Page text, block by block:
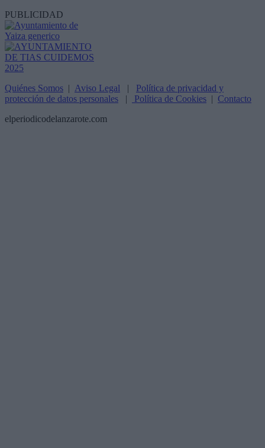
PUBLICIDAD
Quiénes Somos | Aviso Legal | Política de privacidad y
protección de datos personales | Política de Cookies | Contacto
elperiodicodelanzarote.com